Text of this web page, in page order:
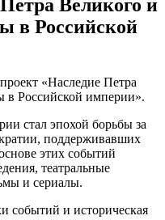
Великого и
в Российской
«Наследие Петра
в Российской империи».
стал эпохой борьбы за
поддерживавших
этих событий
театральные
и сериалы.
событий и историческая